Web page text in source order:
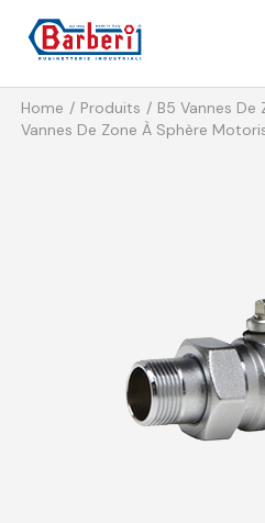
Home Produits
B5 Vannes De
Vannes De Zone À Sphère